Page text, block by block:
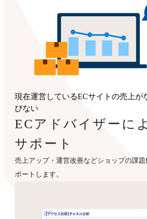
現在運営しているECサイトの売上が
びない
ECアドバイザーに
サポート
売上アップ・運営改善などショップの課
ポートします。